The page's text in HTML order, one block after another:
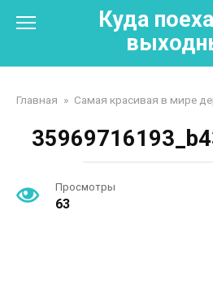
Куда
Главная » Самая красивая в мире
Просмотры
63